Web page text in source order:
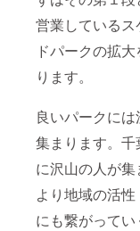
営業している
ドパークの拡
ります。
良いパークに
集まります。
に沢山の人が
より地域の活
にも繋がってい